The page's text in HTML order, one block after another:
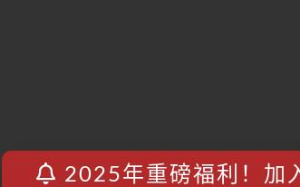
2025年重磅福利！加